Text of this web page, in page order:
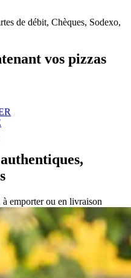
de débit, Chèques, Sodexo,
vos pizzas
à emporter ou en livraison